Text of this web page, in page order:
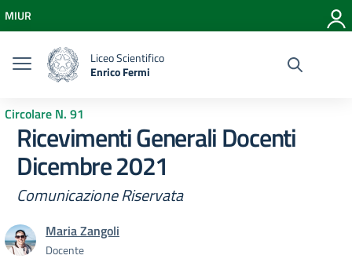
Vai al menu di navigazione
Vai al footer
MIUR
Liceo Scientifico
Enrico Fermi
Circolare N. 91
Ricevimenti Generali Docenti
Dicembre 2021
Comunicazione Riservata
Maria Zangoli
Docente